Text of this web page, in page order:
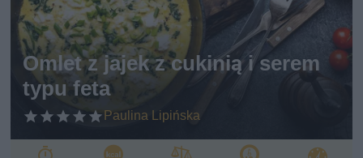
Omlet z jajek z cukinią i serem
typu feta
Paulina Lipińska
eg
et
ari
ań
sk